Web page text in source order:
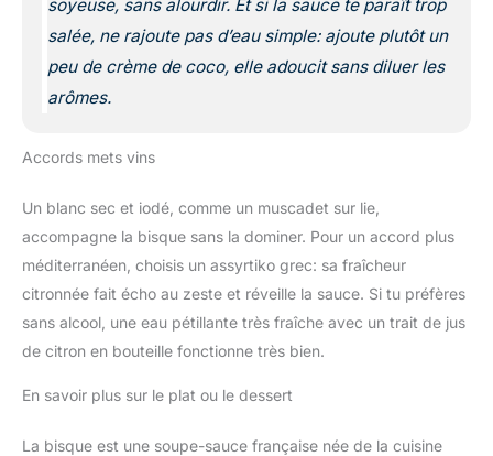
soyeuse, sans alourdir. Et si la sauce te paraît trop
salée, ne rajoute pas d’eau simple: ajoute plutôt un
peu de crème de coco, elle adoucit sans diluer les
arômes.
Accords mets vins
Un blanc sec et iodé, comme un muscadet sur lie,
accompagne la bisque sans la dominer. Pour un accord plus
méditerranéen, choisis un assyrtiko grec: sa fraîcheur
citronnée fait écho au zeste et réveille la sauce. Si tu préfères
sans alcool, une eau pétillante très fraîche avec un trait de jus
de citron en bouteille fonctionne très bien.
En savoir plus sur le plat ou le dessert
La bisque est une soupe-sauce française née de la cuisine